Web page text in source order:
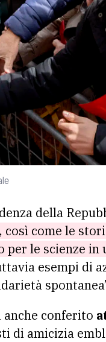
della
come le
le scienze in
esempi di
anche conferito
di amicizia